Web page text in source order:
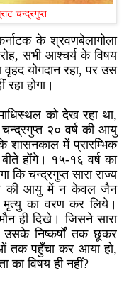
चन्द्रगुप्त
के श्रवणबेलागोला
सभी आश्चर्य के विषय
योगदान रहा, पर उस
रहा होगा।
को देख रहा था,
२० वर्ष की आयु
शासनकाल में प्रारम्भिक
होंगे। १५-१६ वर्ष का
कि चन्द्रगुप्त सारा राज्य
की आयु में न केवल जैन
मृत्यु का वरण कर लिये।
ही दिखे। जिसने सारा
उसके निष्कर्षों तक छूकर
तक पहुँचा कर आया हो,
विषय ही नहीं?